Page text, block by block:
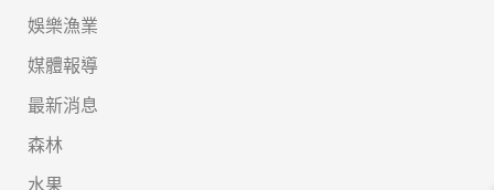
娛樂漁業
媒體報導
最新消息
森林
水果